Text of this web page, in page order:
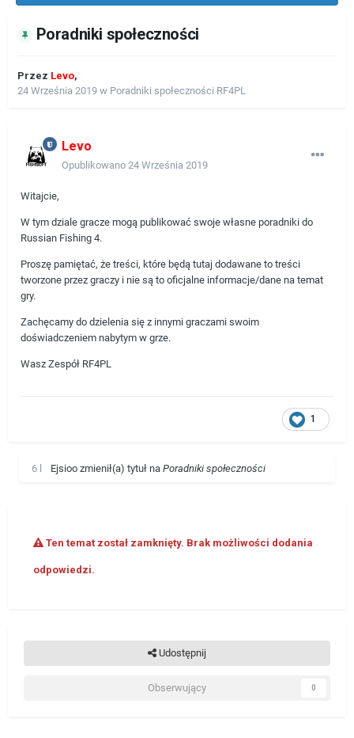
Poradniki społeczności
Przez Levo,
24 Września 2019 w Poradniki społeczności RF4PL
Levo
Opublikowano 24 Września 2019
Witajcie,
W tym dziale gracze mogą publikować swoje własne poradniki do
Russian Fishing 4.
Proszę pamiętać, że treści, które będą tutaj dodawane to treści
tworzone przez graczy i nie są to oficjalne informacje/dane na temat
gry.
Zachęcamy do dzielenia się z innymi graczami swoim
doświadczeniem nabytym w grze.
Wasz Zespół RF4PL
1
6 l Ejsioo zmienił(a) tytuł na Poradniki społeczności
Ten temat został zamknięty. Brak możliwości dodania
odpowiedzi.
Udostępnij
Obserwujący 0